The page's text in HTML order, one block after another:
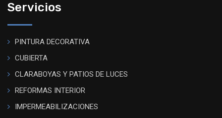
Servicios
PINTURA DECORATIVA
CUBIERTA
CLARABOYAS Y PATIOS DE LUCES
REFORMAS INTERIOR
IMPERMEABILIZACIONES